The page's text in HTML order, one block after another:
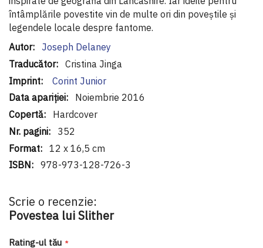
întâmplările povestite vin de multe ori din poveștile și
legendele locale despre fantome.
Informaţii
suplimentare
Joseph Delaney
Cristina Jinga
Corint Junior
Noiembrie 2016
Hardcover
352
12 x 16,5 cm
978-973-128-726-3
Scrie o recenzie:
Povestea lui Slither
Rating-ul tău